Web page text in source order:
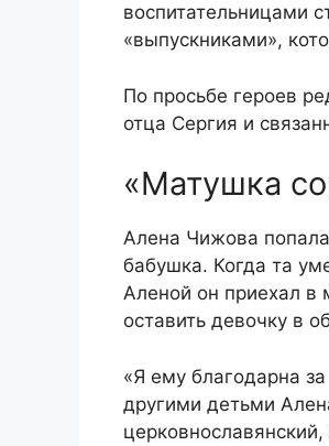
воспитательницами
«выпускниками»,
По просьбе героев
отца Сергия и
«Матушка
Алена Чижова
бабушка. Когда та
Аленой он приехал в
оставить девочку в
«Я ему благодарна
другими детьми